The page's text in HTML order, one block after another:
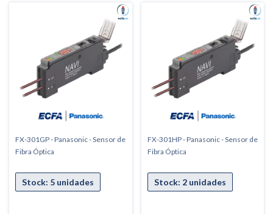
FX-301GP - Panasonic - Sensor de
Fibra Óptica
FX-301HP - Panasonic - Sensor de
Fibra Óptica